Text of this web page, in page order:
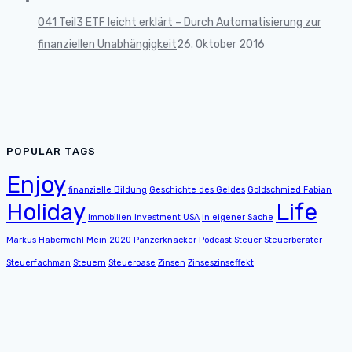
041 Teil3 ETF leicht erklärt – Durch Automatisierung zur
finanziellen Unabhängigkeit26. Oktober 2016
POPULAR TAGS
Enjoy finanzielle Bildung Geschichte des Geldes Goldschmied Fabian
Holiday Immobilien Investment USA In eigener Sache Life
Markus Habermehl Mein 2020 Panzerknacker Podcast Steuer Steuerberater
Steuerfachman Steuern Steueroase Zinsen Zinseszinseffekt